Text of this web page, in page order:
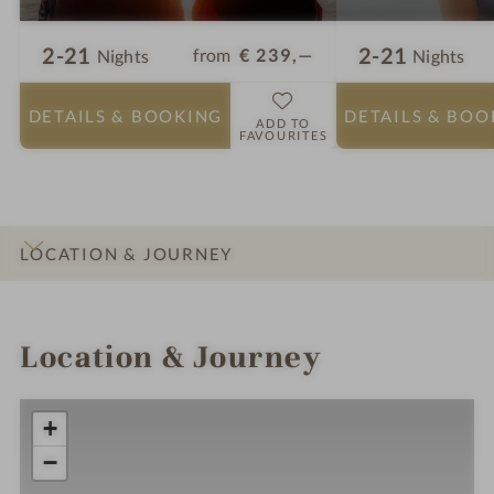
2-21 Nights from € 239,—
DETAILS & BOOKING
ADD TO
FAVOURITES
2-21 Nights
DETAILS &
LOCATION & JOURNEY
Location & Journey
+
−